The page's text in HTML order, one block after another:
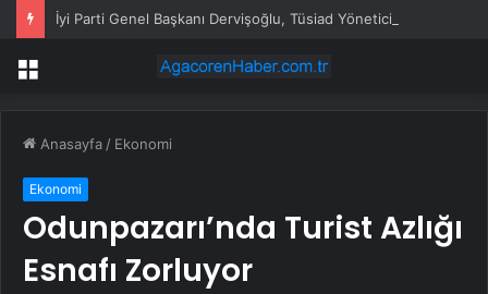
Menü
Anasayfa / Ekonomi
Ekonomi
Odunpazarı’nda Turist Azlığı
Esnafı Zorluyor